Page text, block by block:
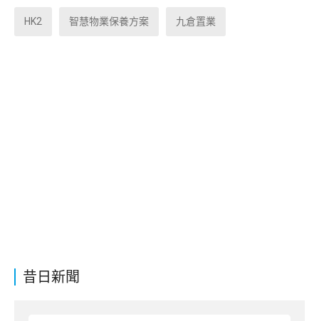
昔日新聞
HK2 智慧物業保養方案 九倉置業